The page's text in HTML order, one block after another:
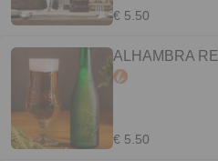
maduración en
€ 5.50
ALHAMBRA
€ 5.50